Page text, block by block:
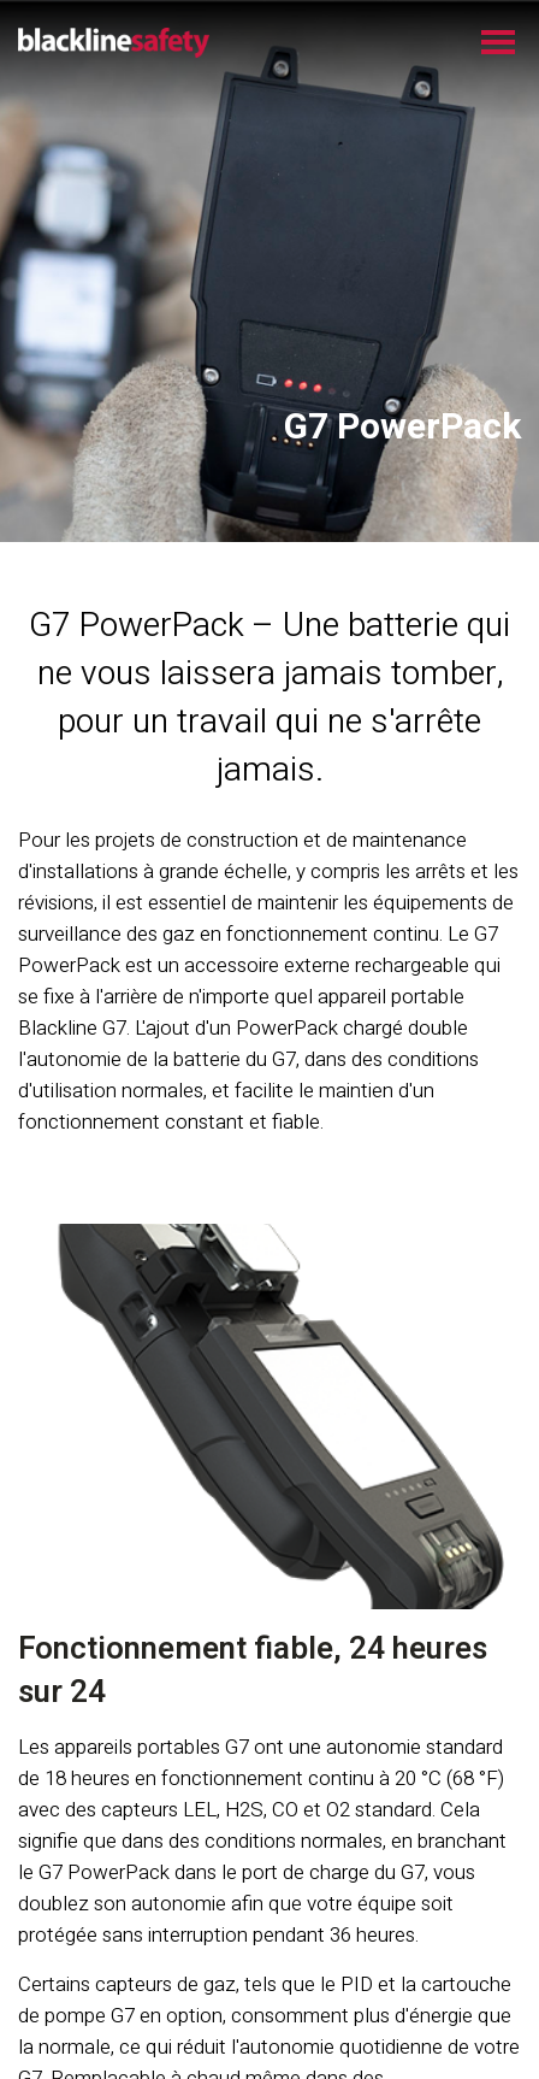
G7 PowerPack
G7 PowerPack – Une batterie qui
ne vous laissera jamais tomber,
pour un travail qui ne s'arrête
jamais.
Pour les projets de construction et de maintenance
d'installations à grande échelle, y compris les arrêts et les
révisions, il est essentiel de maintenir les équipements de
surveillance des gaz en fonctionnement continu. Le G7
PowerPack est un accessoire externe rechargeable qui
se fixe à l'arrière de n'importe quel appareil portable
Blackline G7. L'ajout d'un PowerPack chargé double
l'autonomie de la batterie du G7, dans des conditions
d'utilisation normales, et facilite le maintien d'un
fonctionnement constant et fiable.
Fonctionnement fiable, 24 heures
sur 24
Les appareils portables G7 ont une autonomie standard
de 18 heures en fonctionnement continu à 20 °C (68 °F)
avec des capteurs LEL, H2S, CO et O2 standard. Cela
signifie que dans des conditions normales, en branchant
le G7 PowerPack dans le port de charge du G7, vous
doublez son autonomie afin que votre équipe soit
protégée sans interruption pendant 36 heures.
Certains capteurs de gaz, tels que le PID et la cartouche
de pompe G7 en option, consomment plus d'énergie que
la normale, ce qui réduit l'autonomie quotidienne de votre